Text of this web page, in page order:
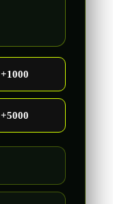
+1000
+5000